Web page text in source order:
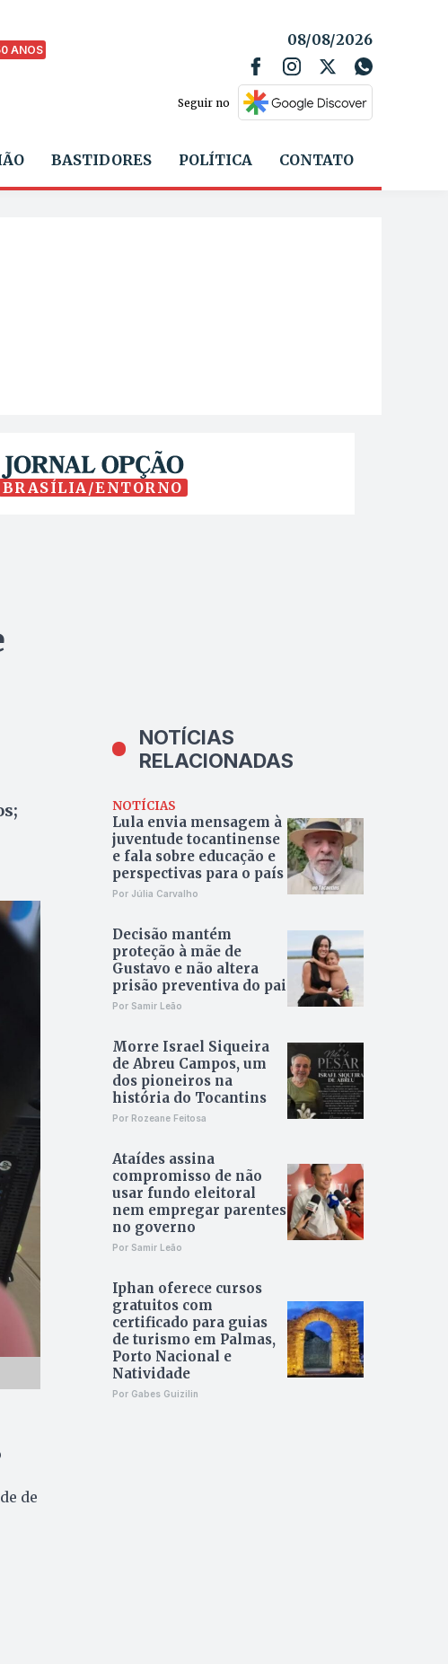
ANOS
08/08/2026
Seguir no
BASTIDORES POLÍTICA CONTATO
BRASÍLIA/ENTORNO
de
NOTÍCIAS
RELACIONADAS
NOTÍCIAS
Lula envia mensagem à
juventude tocantinense
e fala sobre educação e
perspectivas para o país
Por Júlia Carvalho
Decisão mantém
proteção à mãe de
Gustavo e não altera
prisão preventiva do pai
Por Samir Leão
Morre Israel Siqueira
de Abreu Campos, um
dos pioneiros na
história do Tocantins
Por Rozeane Feitosa
Ataídes assina
compromisso de não
usar fundo eleitoral
nem empregar parentes
no governo
Por Samir Leão
Iphan oferece cursos
gratuitos com
certificado para guias
de turismo em Palmas,
Porto Nacional e
Natividade
Por Gabes Guizilin